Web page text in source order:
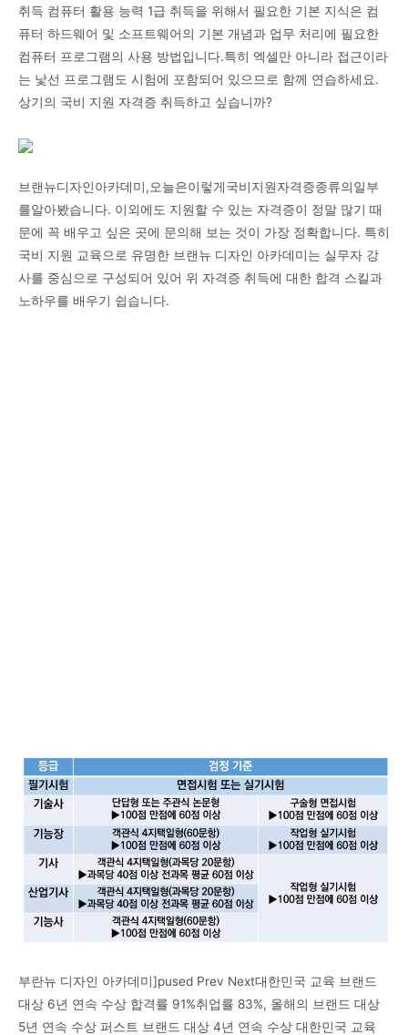
취득 컴퓨터 활용 능력 1급 취득을 위해서 필요한 기본 지식은 컴
퓨터 하드웨어 및 소프트웨어의 기본 개념과 업무 처리에 필요한
컴퓨터 프로그램의 사용 방법입니다.특히 엑셀만 아니라 접근이라
는 낯선 프로그램도 시험에 포함되어 있으므로 함께 연습하세요.
상기의 국비 지원 자격증 취득하고 싶습니까?
브랜뉴디자인아카데미,오늘은이렇게국비지원자격증종류의일부
를알아봤습니다. 이외에도 지원할 수 있는 자격증이 정말 많기 때
문에 꼭 배우고 싶은 곳에 문의해 보는 것이 가장 정확합니다. 특히
국비 지원 교육으로 유명한 브랜뉴 디자인 아카데미는 실무자 강
사를 중심으로 구성되어 있어 위 자격증 취득에 대한 합격 스킬과
노하우를 배우기 쉽습니다.
부란뉴 디자인 아카데미]pused Prev Next대한민국 교육 브랜드
대상 6년 연속 수상 합격률 91%취업률 83%, 올해의 브랜드 대상
5년 연속 수상 퍼스트 브랜드 대상 4년 연속 수상 대한민국 교육